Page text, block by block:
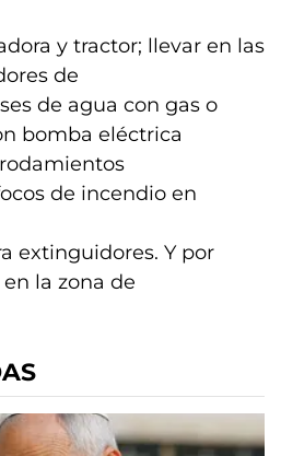
y tractor; llevar en las
de
de agua con gas o
bomba eléctrica
de incendio en
extinguidores. Y por
la zona de